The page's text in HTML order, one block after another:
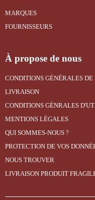
MARQUES
FOURNISSEURS
À propose de nous
CONDITIONS GÉNÉRALES DE
LIVRAISON
CONDITIONS GÉNRALES
MENTIONS LÉGALES
QUI SOMMES-NOUS ?
PROTECTION DE VOS
NOUS TROUVER
LIVRAISON PRODUIT